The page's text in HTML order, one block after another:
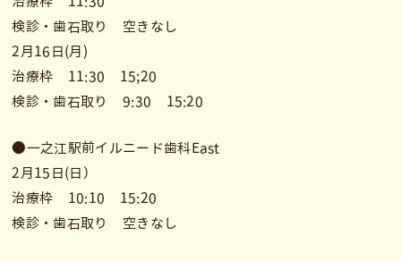
検診・歯石取り 空きなし
2月16日(月)
治療枠 11:30 15;20
検診・歯石取り 9:30 15:20
●一之江駅前イルニード歯科East
2月15日(日）
治療枠 10:10 15:20
検診・歯石取り 空きなし